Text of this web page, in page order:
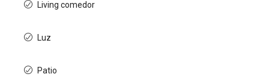
Living comedor
Luz
Patio